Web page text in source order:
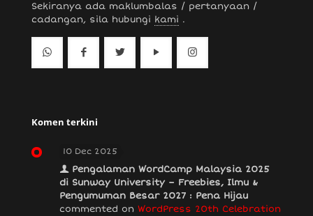
Sekiranya ada maklumbalas / pertanyaan /
cadangan, sila hubungi kami .
Komen terkini
10 Dec 2025
Pengalaman WordCamp Malaysia 2025
di Sunway University – Freebies, Ilmu &
Pengumuman Besar 2027 : Pena Hijau
commented on WordPress 20th Celebration